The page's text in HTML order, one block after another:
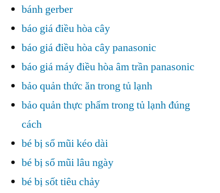
bánh gerber
báo giá điều hòa cây
báo giá điều hòa cây panasonic
báo giá máy điều hòa âm trần panasonic
bảo quản thức ăn trong tủ lạnh
bảo quản thực phẩm trong tủ lạnh đúng
cách
bé bị sổ mũi kéo dài
bé bị sổ mũi lâu ngày
bé bị sốt tiêu chảy